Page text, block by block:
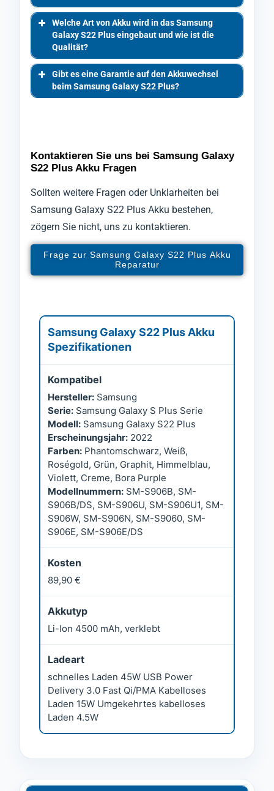
Welche Art von Akku wird in das Samsung
Galaxy S22 Plus eingebaut und wie ist die
Qualität?
Gibt es eine Garantie auf den Akkuwechsel
beim Samsung Galaxy S22 Plus?
Kontaktieren Sie uns bei Samsung Galaxy
S22 Plus Akku Fragen
Sollten weitere Fragen oder Unklarheiten bei
Samsung Galaxy S22 Plus Akku bestehen,
zögern Sie nicht, uns zu kontaktieren.
Frage zur Samsung Galaxy S22 Plus Akku
Reparatur
Samsung Galaxy S22 Plus Akku
Spezifikationen
Kompatibel
Hersteller: Samsung
Serie: Samsung Galaxy S Plus Serie
Modell: Samsung Galaxy S22 Plus
Erscheinungsjahr: 2022
Farben: Phantomschwarz, Weiß,
Roségold, Grün, Graphit, Himmelblau,
Violett, Creme, Bora Purple
Modellnummern: SM-S906B, SM-
S906B/DS, SM-S906U, SM-S906U1, SM-
S906W, SM-S906N, SM-S9060, SM-
S906E, SM-S906E/DS
Kosten
89,90 €
Akkutyp
Li-Ion 4500 mAh, verklebt
Ladeart
schnelles Laden 45W USB Power
Delivery 3.0 Fast Qi/PMA Kabelloses
Laden 15W Umgekehrtes kabelloses
Laden 4.5W